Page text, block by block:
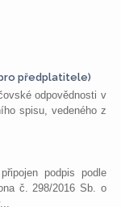
předplatitele)
odpovědnosti v
spisu, vedeného z
podpis podle
č. 298/2016 Sb. o